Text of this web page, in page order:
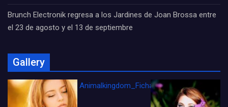
Brunch Electronik regresa a los Jardines de Joan Brossa entre
el 23 de agosto y el 13 de septiembre
Gallery
Animalkingdom_FichaCine